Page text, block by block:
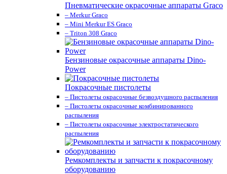
Пневматические окрасочные аппараты Graco
– Merkur Graco
– Mini Merkur ES Graco
– Triton 308 Graco
Бензиновые окрасочные аппараты Dino-
Power
Покрасочные пистолеты
– Пистолеты окрасочные безвоздушного распыления
– Пистолеты окрасочные комбинированного
распыления
– Пистолеты окрасочные электростатического
распыления
Ремкомплекты и запчасти к покрасочному
оборудованию